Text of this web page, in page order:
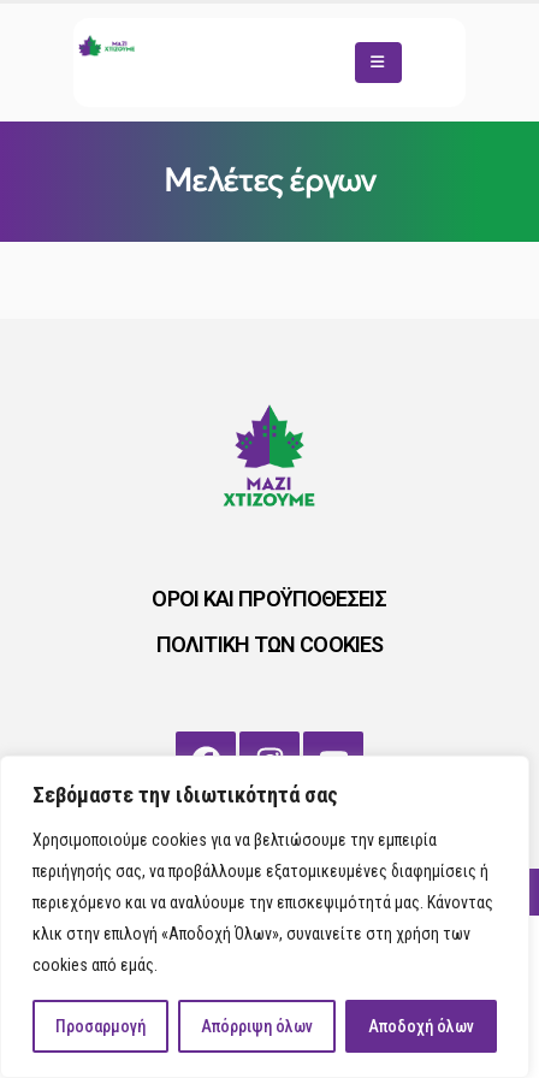
Σεβόμαστε την ιδιωτικότητά σας
Χρησιμοποιούμε cookies για να βελτιώσουμε την εμπειρία
περιήγησής σας, να προβάλλουμε εξατομικευμένες διαφημίσεις ή
περιεχόμενο και να αναλύουμε την επισκεψιμότητά μας. Κάνοντας
κλικ στην επιλογή «Αποδοχή Όλων», συναινείτε στη χρήση των
cookies από εμάς.
Προσαρμογή Απόρριψη όλων Αποδοχή όλων
Μελέτες έργων
ΟΡΟΙ ΚΑΙ ΠΡΟΫΠΟΘΕΣΕΙΣ
ΠΟΛΙΤΙΚΗ ΤΩΝ COOKIES
ΜΑΖΙ ΧΤΙΖΟΥΜΕ 2024